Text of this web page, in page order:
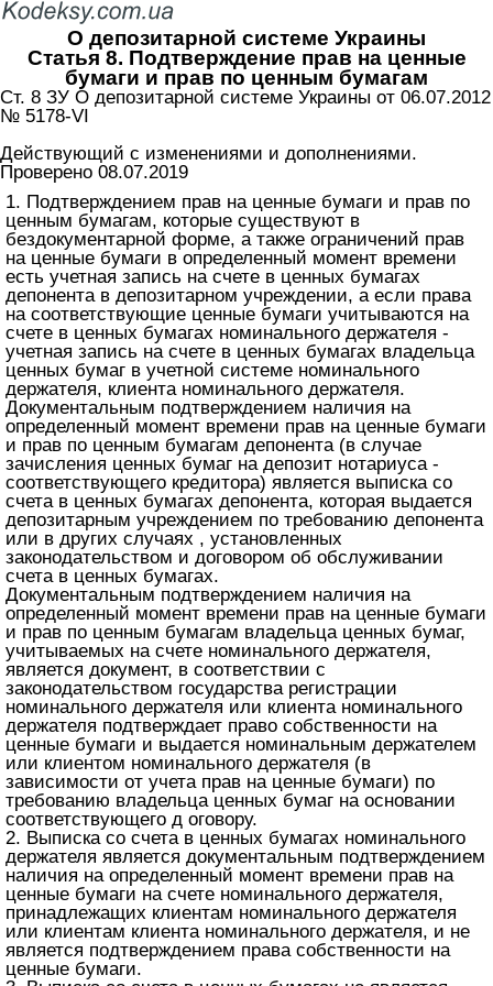
О депозитарной системе Украины
Статья 8. Подтверждение прав на ценные
бумаги и прав по ценным бумагам
Ст. 8 ЗУ О депозитарной системе Украины от 06.07.2012
№ 5178-VI
Действующий с изменениями и дополнениями.
Проверено 08.07.2019
1. Подтверждением прав на ценные бумаги и прав по
ценным бумагам, которые существуют в
бездокументарной форме, а также ограничений прав
на ценные бумаги в определенный момент времени
есть учетная запись на счете в ценных бумагах
депонента в депозитарном учреждении, а если права
на соответствующие ценные бумаги учитываются на
счете в ценных бумагах номинального держателя -
учетная запись на счете в ценных бумагах владельца
ценных бумаг в учетной системе номинального
держателя, клиента номинального держателя.
Документальным подтверждением наличия на
определенный момент времени прав на ценные бумаги
и прав по ценным бумагам депонента (в случае
зачисления ценных бумаг на депозит нотариуса -
соответствующего кредитора) является выписка со
счета в ценных бумагах депонента, которая выдается
депозитарным учреждением по требованию депонента
или в других случаях , установленных
законодательством и договором об обслуживании
счета в ценных бумагах.
Документальным подтверждением наличия на
определенный момент времени прав на ценные бумаги
и прав по ценным бумагам владельца ценных бумаг,
учитываемых на счете номинального держателя,
является документ, в соответствии с
законодательством государства регистрации
номинального держателя или клиента номинального
держателя подтверждает право собственности на
ценные бумаги и выдается номинальным держателем
или клиентом номинального держателя (в
зависимости от учета прав на ценные бумаги) по
требованию владельца ценных бумаг на основании
соответствующего д оговору.
2. Выписка со счета в ценных бумагах номинального
держателя является документальным подтверждением
наличия на определенный момент времени прав на
ценные бумаги на счете номинального держателя,
принадлежащих клиентам номинального держателя
или клиентам клиента номинального держателя, и не
является подтверждением права собственности на
ценные бумаги.